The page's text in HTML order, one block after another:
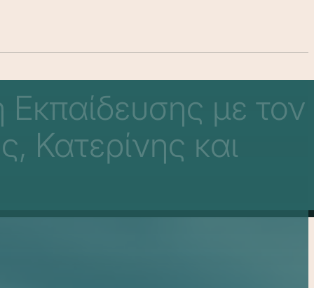
με τον
Κατερίνης και